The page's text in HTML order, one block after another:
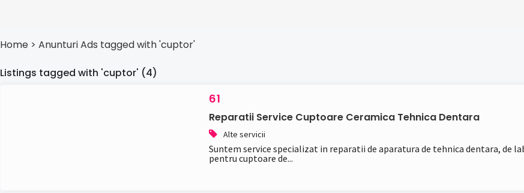
Home > AnunturiAds tagged with 'cuptor'
Listings tagged with 'cuptor' (4)
61
Reparatii Service Cuptoare Ceramica Tehnica Dentara
Alte servicii
Suntem service specializat in reparatii de aparatura de tehnica dentara, de
pentru cuptoare de...